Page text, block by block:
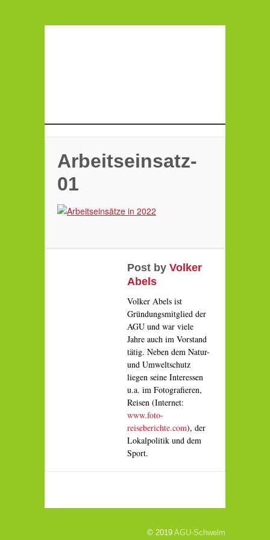
Arbeitseinsatz-
01
Post by Volker
Abels
Volker Abels ist
Gründungsmitglied der
AGU und war viele
Jahre auch im Vorstand
tätig. Neben dem Natur-
und Umweltschutz
liegen seine Interessen
u.a. im Fotografieren,
Reisen (Internet:
www.foto-
reiseberichte.com), der
Lokalpolitik und dem
Sport.
© 2019 AGU-Schwelm